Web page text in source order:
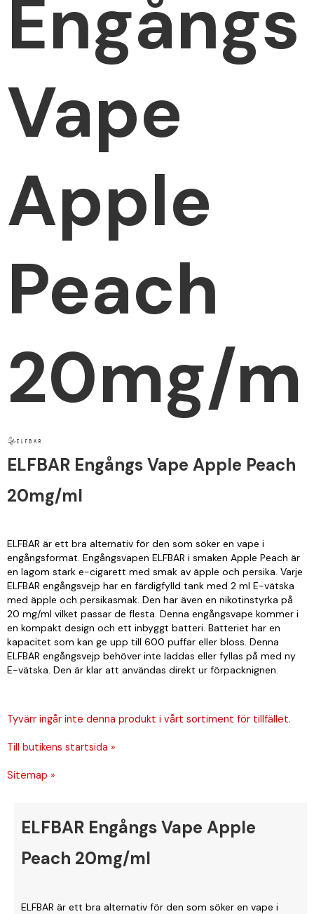
Engångs
Vape
Apple
Peach
20mg/
ELFBAR Engångs Vape Apple Peach
20mg/ml
ELFBAR är ett bra alternativ för den som söker en vape i
engångsformat. Engångsvapen ELFBAR i smaken Apple Peach är
en lagom stark e-cigarett med smak av äpple och persika. Varje
ELFBAR engångsvejp har en färdigfylld tank med 2 ml E-vätska
med äpple och persikasmak. Den har även en nikotinstyrka på
20 mg/ml vilket passar de flesta. Denna engångsvape kommer i
en kompakt design och ett inbyggt batteri. Batteriet har en
kapacitet som kan ge upp till 600 puffar eller bloss. Denna
ELFBAR engångsvejp behöver inte laddas eller fyllas på med ny
E-vätska. Den är klar att användas direkt ur förpacknignen.
Tyvärr ingår inte denna produkt i vårt sortiment för tillfället.
Till butikens startsida »
Sitemap »
ELFBAR Engångs Vape Apple
Peach 20mg/ml
ELFBAR är ett bra alternativ för den som söker en vape i